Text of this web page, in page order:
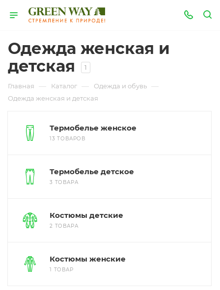
Одежда женская и
детская
1
Главная — Каталог — Одежда и обувь —
Одежда женская и детская
Термобелье женское
13 ТОВАРОВ
Термобелье детское
3 ТОВАРА
Костюмы детские
2 ТОВАРА
Костюмы женские
1 ТОВАР